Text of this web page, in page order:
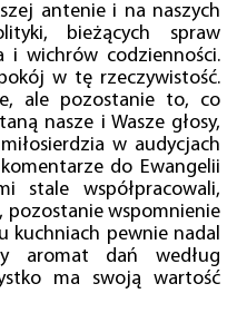
antenie i na naszych
bieżących spraw
i wichrów codzienności.
w tę rzeczywistość.
ale pozostanie to, co
nasze i Wasze głosy,
w audycjach
do Ewangelii
stale współpracowali,
pozostanie wspomnienie
kuchniach pewnie nadal
aromat dań według
ma swoją wartość